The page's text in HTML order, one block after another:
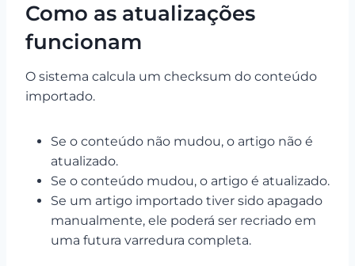
Como as atualizações
funcionam
O sistema calcula um checksum do conteúdo
importado.
Se o conteúdo não mudou, o artigo não é
atualizado.
Se o conteúdo mudou, o artigo é atualizado.
Se um artigo importado tiver sido apagado
manualmente, ele poderá ser recriado em
uma futura varredura completa.